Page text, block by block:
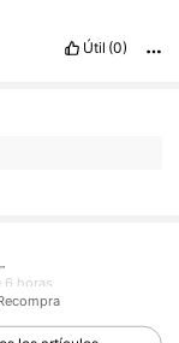
Útil (0)
6 horas